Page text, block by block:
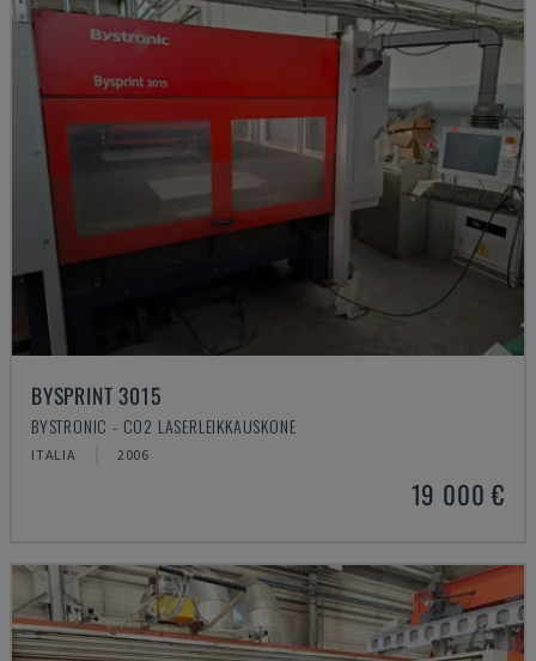
BYSPRINT 3015
BYSTRONIC - CO2 LASERLEIKKAUSKONE
ITALIA 2006
19 000 €